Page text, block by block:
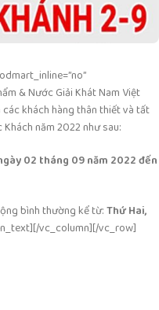
& Nước Giải Khát Nam Việt
khách hàng thân thiết và tất
năm 2022 như sau:
02 tháng 09 năm 2022 đến
bình thường kể từ:Thứ Hai,
vc_column][/vc_row]